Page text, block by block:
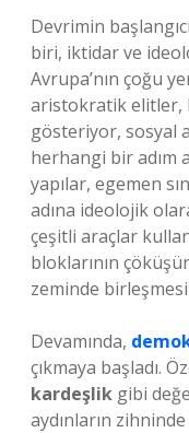
Devrimin
biri, iktidar ve
Avrupa’nın çoğu
aristokratik elitler,
gösteriyor, sosyal
herhangi bir adım
yapılar, egemen
adına ideolojik
çeşitli araçlar
bloklarının
zeminde
Devamında,
çıkmaya başladı.
kardeşlik gibi
aydınların